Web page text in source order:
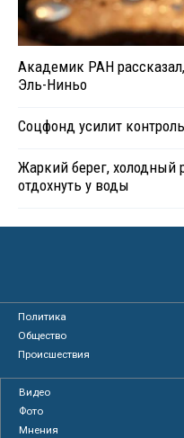
Академик РАН
Эль-Ниньо
Соцфонд усилит
Жаркий берег, холодный
отдохнуть у воды
Политика
Общество
Происшествия
Видео
Фото
Мнения